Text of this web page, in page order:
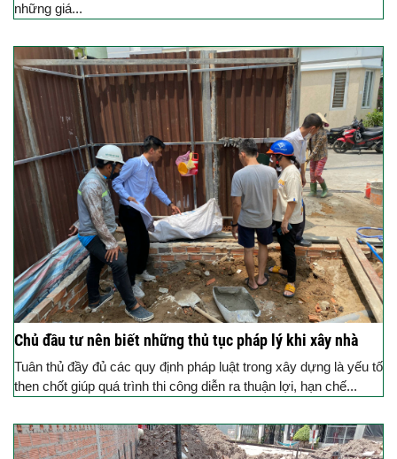
những giá...
Chủ đầu tư nên biết những thủ tục pháp lý khi xây nhà
Tuân thủ đầy đủ các quy định pháp luật trong xây dựng là yếu tố
then chốt giúp quá trình thi công diễn ra thuận lợi, hạn chế...